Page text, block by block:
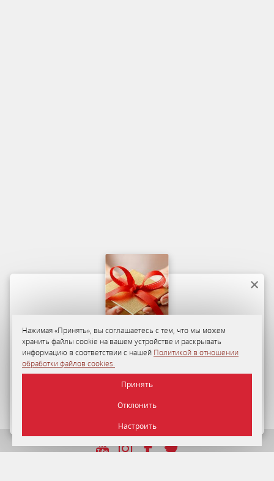
Нажимая «Принять», вы соглашаетесь с тем, что мы можем
хранить файлы cookie на вашем устройстве и раскрывать
информацию в соответствии с нашей Политикой в отношении
обработки файлов cookies.
Принять
Отклонить
Настроить
Программа лояльности
35-50%персональная скидка на размещение в «Отеле
«Минск» для гостей по Программе лояльности.
ПОДРОБНЕЕ